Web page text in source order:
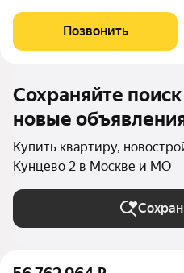
западе Москвы от
«Сияние». Комплекс расположен
Позвонить
Сохраняйте
новые
Купить квартиру,
Кунцево 2 в Москве и МО